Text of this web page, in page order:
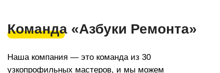
ar123r@mail.ru